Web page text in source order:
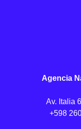
Agencia
Av. Italia
+598